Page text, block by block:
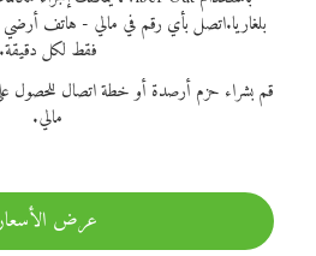
بلغاريا.
فقط لكل دقيقة.
قم بشراء حزم أرصدة أو خطة اتصال للحصول
مالي.
عرض